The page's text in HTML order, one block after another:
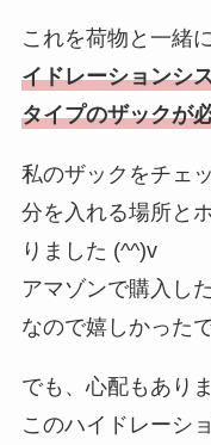
これを荷物と一緒
イドレーションシ
タイプのザックが
私のザックをチェ
分を入れる場所と
りました (^^)v
アマゾンで購入し
なので嬉しかった
でも、心配もありま
このハイドレーシ